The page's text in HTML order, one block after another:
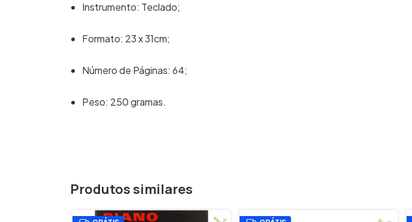
Instrumento: Teclado;
Formato: 23 x 31cm;
Número de Páginas: 64;
Peso: 250 gramas.
Produtos similares